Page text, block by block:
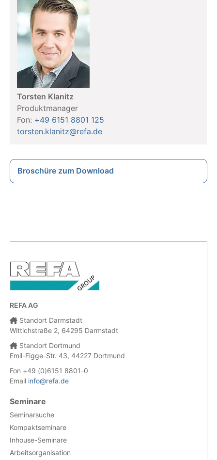
Torsten Klanitz
Produktmanager
Fon: +49 6151 8801 125
torsten.klanitz@refa.de
Broschüre zum Download
REFA AG
Standort Darmstadt
Wittichstraße 2, 64295 Darmstadt
Standort Dortmund
Emil-Figge-Str. 43, 44227 Dortmund
Fon +49 (0)6151 8801-0
Email info@refa.de
Seminare
Seminarsuche
Kompaktseminare
Inhouse-Seminare
Arbeitsorganisation